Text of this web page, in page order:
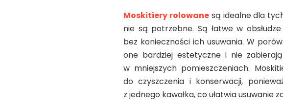
Moskitiery rolowanesą idealne dla
nie są potrzebne. Są łatwe w
bez konieczności ich usuwania. W
one bardziej estetyczne i nie
w mniejszych pomieszczeniach.
do czyszczenia i konserwacji,
z jednego kawałka, co ułatwia usuwanie